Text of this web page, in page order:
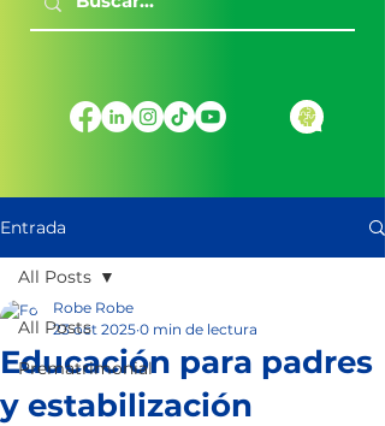
Entrada
All Posts
Prematrimonial
All Posts
Educación para padres
y estabilización
Robe Robe
23 oct 2025 0 min de lectura